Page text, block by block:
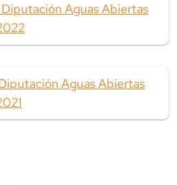
Aguas Abiertas
Aguas Abiertas